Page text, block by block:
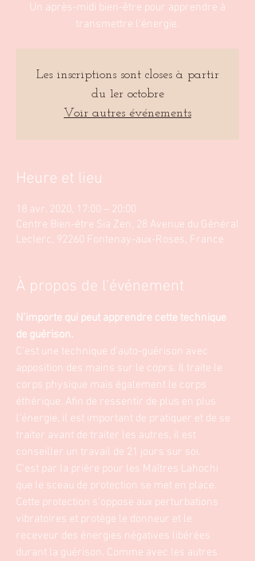
Un après-midi bien-être pour apprendre à
transmettre l'énergie.
Les inscriptions sont closes à partir
du 1er octobre
Voir autres événements
Heure et lieu
18 avr. 2020, 17:00 – 20:00
Centre Bien-être Sia Zen, 28 Avenue du Général
Leclerc, 92260 Fontenay-aux-Roses, France
À propos de l'événement
N’importe qui peut apprendre cette technique
de guérison.
C'est une technique d'auto-guérison avec
apposition des mains sur le coprs. Il traite le
corps physique mais également le corps
éthérique. Afin de ressentir de plus en plus
l'énergie, il est important de pratiquer et de se
traiter avant de traiter les autres, il est
conseiller un travail de 21 jours sur soi.
C'est par la prière pour les Maîtres Lahochi
que le sceau de protection se met en place.
Cette protection s’oppose aux perturbations
vibratoires et protège le donneur et le
receveur des énergies négatives libérées
durant la guérison. Comme avec les autres